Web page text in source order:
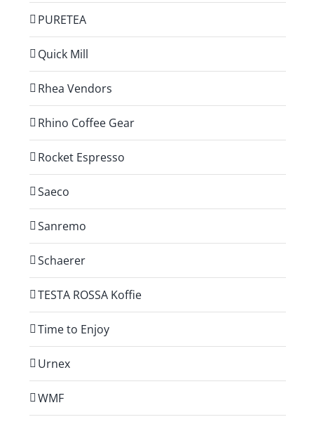
PURETEA
Quick Mill
Rhea Vendors
Rhino Coffee Gear
Rocket Espresso
Saeco
Sanremo
Schaerer
TESTA ROSSA Koffie
Time to Enjoy
Urnex
WMF